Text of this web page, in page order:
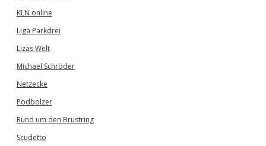
KLN online
Liga Parkdrei
Lizas Welt
Michael Schröder
Netzecke
Podbolzer
Rund um den Brustring
Scudetto